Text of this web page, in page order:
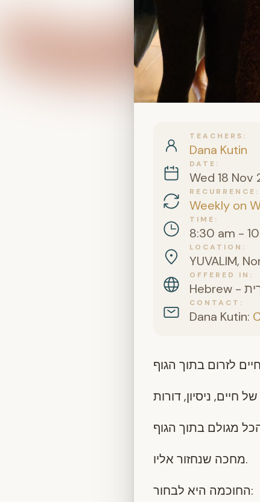
TEACHERS
Dana Kutin
DATE
Wed 18 Nov
RECURRENCE
Weekly on
TIME
8:30 am -
LOCATION
YUVALIM,
OFFERED IN
CONTACT
Dana Kutin:
חיים, ניסיון, דורות
מגולם בתוך הגוף
מחכה שנחזור אליו.
החוכמה היא לבחור: